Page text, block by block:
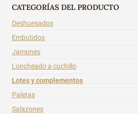
CATEGORÍAS DEL PRODUCTO
Deshuesados
Embutidos
Jamones
Loncheado a cuchillo
Lotes y complementos
Paletas
Salazones